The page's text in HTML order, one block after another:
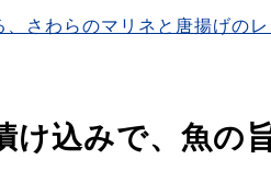
、さわらのマリネと唐揚げの
け込みで、魚の